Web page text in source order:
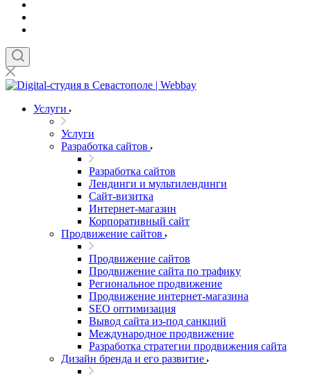
Услуги
Услуги
Разработка сайтов
Разработка сайтов
Лендинги и мультилендинги
Сайт-визитка
Интернет-магазин
Корпоративный сайт
Продвижение сайтов
Продвижение сайтов
Продвижение сайта по трафику
Региональное продвижение
Продвижение интернет-магазина
SEO оптимизация
Вывод сайта из-под санкций
Международное продвижение
Разработка стратегии продвижения сайта
Дизайн бренда и его развитие